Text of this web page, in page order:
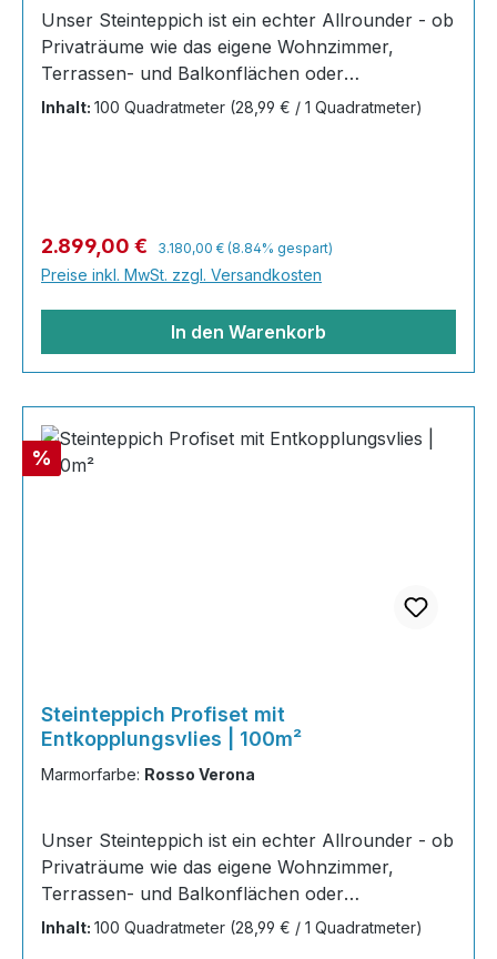
Unser Steinteppich ist ein echter Allrounder - ob
Privaträume wie das eigene Wohnzimmer,
Terrassen- und Balkonflächen oder
Gewerbeobjekte und Austellungsräume; unsere
und einfach zu verlegen. Stöbern Sie in unserem
Shop nach Ihrer Lieblingsfarbe und legen Sie
gleich los! Inhalt 40x25kg Marmorsteine 20 kg
Grundierung AT-EG 30 80
Inhalt: 100 Quadratmeter (28,99 € / 1 Quadratmeter)
Verkaufspreis:
2.899,00 € Regulärer Preis:
3.180,00 € (8.84% gespart)
Preise inkl. MwSt. zzgl. Versandkosten
In den Warenkorb
Rabatt
%
Steinteppich Profiset mit
Entkopplungsvlies | 100m²
Marmorfarbe: Rosso Verona
Unser Steinteppich ist ein echter Allrounder - ob
Privaträume wie das eigene Wohnzimmer,
Terrassen- und Balkonflächen oder
Gewerbeobjekte und Austellungsräume; unsere
Inhalt: 100 Quadratmeter (28,99 € / 1 Quadratmeter)